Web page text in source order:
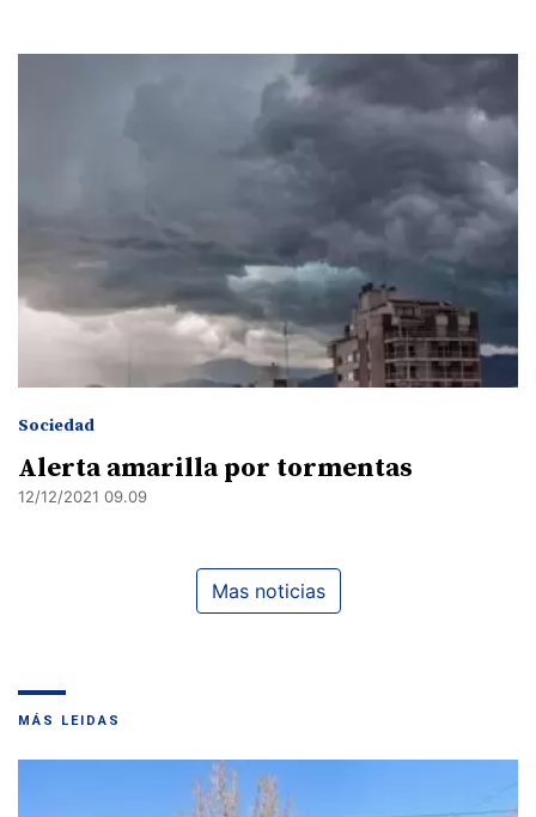
Sociedad
Alerta amarilla por tormentas
12/12/2021 09.09
Mas noticias
MÁS LEIDAS